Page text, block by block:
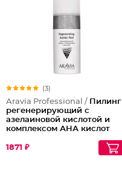
(3)
Aravia Professional / Пилинг
регенерирующий с
азелаиновой кислотой и
комплексом АНА кислот
1871 ₽